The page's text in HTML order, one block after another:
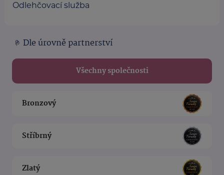
Odlehčovací služba
Dle úrovně partnerství
Všechny společnosti
Bronzový
Stříbrný
Zlatý